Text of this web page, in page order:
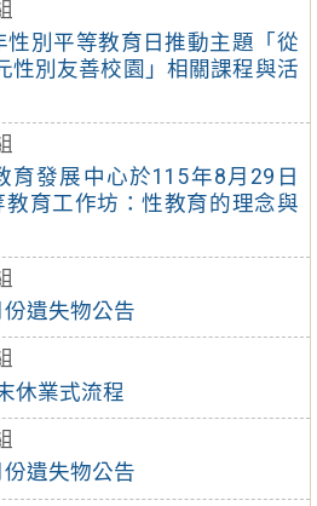
性別平等教育日推動主題「從
性別友善校園」相關課程與活
發展中心於115年8月29日
教育工作坊：性教育的理念與
遺失物公告
休業式流程
遺失物公告